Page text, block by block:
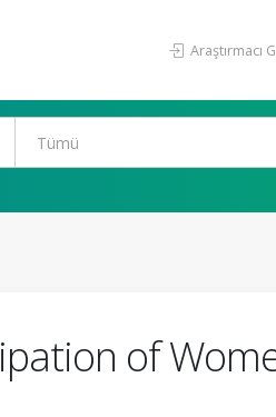
Araştırmacı
of